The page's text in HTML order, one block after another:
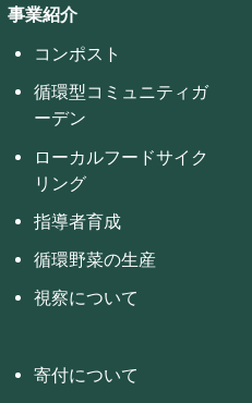
事業紹介
コンポスト
循環型コミュニティガ
ーデン
ローカルフードサイク
リング
指導者育成
循環野菜の生産
視察について
寄付について